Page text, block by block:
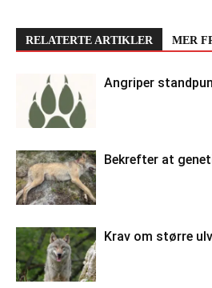
RELATERTE ARTIKLER MER
Angriper
Bekrefter at
Krav om større